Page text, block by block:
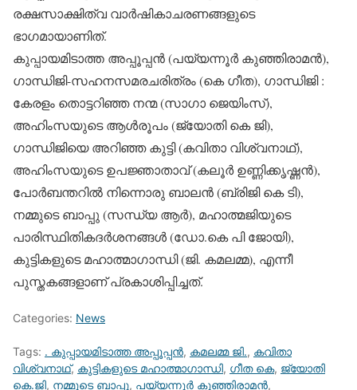
രക്ഷസാക്ഷിത്വ വാര്‍ഷികാചരണങ്ങളുടെ
ഭാഗമായാണിത്.
കുപ്പായമിടാത്ത അപ്പൂപ്പന്‍ (പയ്യന്നൂര്‍ കുഞ്ഞിരാമന്‍),
ഗാന്ധിജി-സഹനസമരചരിത്രം (കെ ഗീത), ഗാന്ധിജി :
കേരളം തൊട്ടറിഞ്ഞ നന്മ (സാഗാ ജെയിംസ്),
അഹിംസയുടെ ആള്‍രൂപം (ജ്യോതി കെ ജി),
ഗാന്ധിജിയെ അറിഞ്ഞ കുട്ടി (കവിതാ വിശ്വനാഥ്),
അഹിംസയുടെ ഉപജ്ഞാതാവ് (കലൂര്‍ ഉണ്ണിക്കൃഷ്ണന്‍),
പോര്‍ബന്തറില്‍ നിന്നൊരു ബാലന്‍ (ബ്രിജി കെ ടി),
നമ്മുടെ ബാപ്പു (സന്ധ്യ ആര്‍), മഹാത്മജിയുടെ
പാരിസ്ഥിതികദര്‍ശനങ്ങള്‍ (ഡോ.കെ പി ജോയി),
കുട്ടികളുടെ മഹാത്മാഗാന്ധി (ജി. കമലമ്മ), എന്നീ
പുസ്തകങ്ങളാണ് പ്രകാശിപ്പിച്ചത്.
Categories: News
Tags: . കുപ്പായമിടാത്ത അപ്പൂപ്പന്‍, കമലമ്മ ജി., കവിതാ
വിശ്വനാഥ്, കുട്ടികളുടെ മഹാത്മാഗാന്ധി, ഗീത കെ, ജ്യോതി
കെ.ജി, നമ്മുടെ ബാപ്പു, പയ്യന്നൂര്‍ കുഞ്ഞിരാമന്‍,